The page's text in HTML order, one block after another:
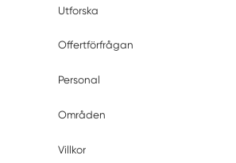
Utforska
Offertförfrågan
Personal
Områden
Villkor